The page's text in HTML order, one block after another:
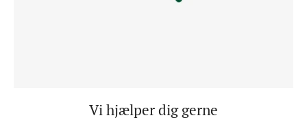
Vi hjælper dig gerne